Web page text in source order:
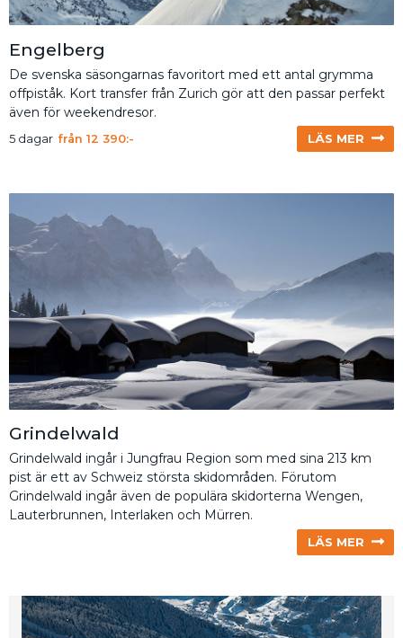
Engelberg
De svenska säsongarnas favoritort med ett antal grymma
offpiståk. Kort transfer från Zurich gör att den passar perfekt
även för weekendresor.
5 dagar från12 390:- LÄS MER
Grindelwald
Grindelwald ingår i Jungfrau Region som med sina 213 km
pist är ett av Schweiz största skidområden. Förutom
Grindelwald ingår även de populära skidorterna Wengen,
Lauterbrunnen, Interlaken och Mürren.
LÄS MER